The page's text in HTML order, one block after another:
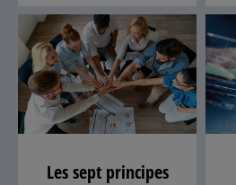
Les sept principes